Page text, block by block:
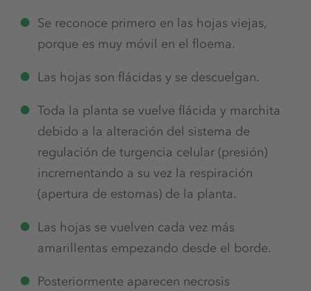
Se reconoce primero en las hojas viejas,
porque es muy móvil en el floema.
Las hojas son flácidas y se descuelgan.
Toda la planta se vuelve flácida y marchita
debido a la alteración del sistema de
regulación de turgencia celular (presión)
incrementando a su vez la respiración
(apertura de estomas) de la planta.
Las hojas se vuelven cada vez más
amarillentas empezando desde el borde.
Posteriormente aparecen necrosis